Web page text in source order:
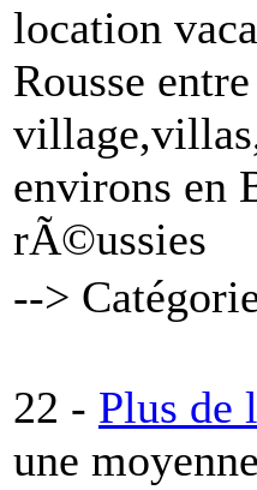
location
Rousse
environs en
rÃ©ussies
-->
22 - Plus de
une